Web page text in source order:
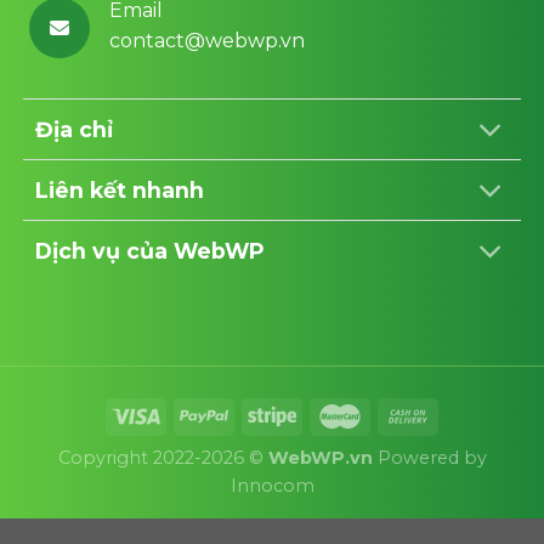
Email
contact@webwp.vn
Địa chỉ
Liên kết nhanh
Dịch vụ của WebWP
Copyright 2022-2026 © WebWP.vn Powered by
Innocom